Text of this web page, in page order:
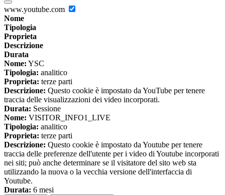
www.youtube.com
Nome
Tipologia
Proprieta
Descrizione
Durata
Nome: YSC
Tipologia: analitico
Proprieta: terze parti
Descrizione: Questo cookie è impostato da YouTube per tenere
traccia delle visualizzazioni dei video incorporati.
Durata: Sessione
Nome: VISITOR_INFO1_LIVE
Tipologia: analitico
Proprieta: terze parti
Descrizione: Questo cookie è impostato da Youtube per tenere
traccia delle preferenze dell'utente per i video di Youtube incorporati
nei siti; può anche determinare se il visitatore del sito web sta
utilizzando la nuova o la vecchia versione dell'interfaccia di
Youtube.
Durata: 6 mesi